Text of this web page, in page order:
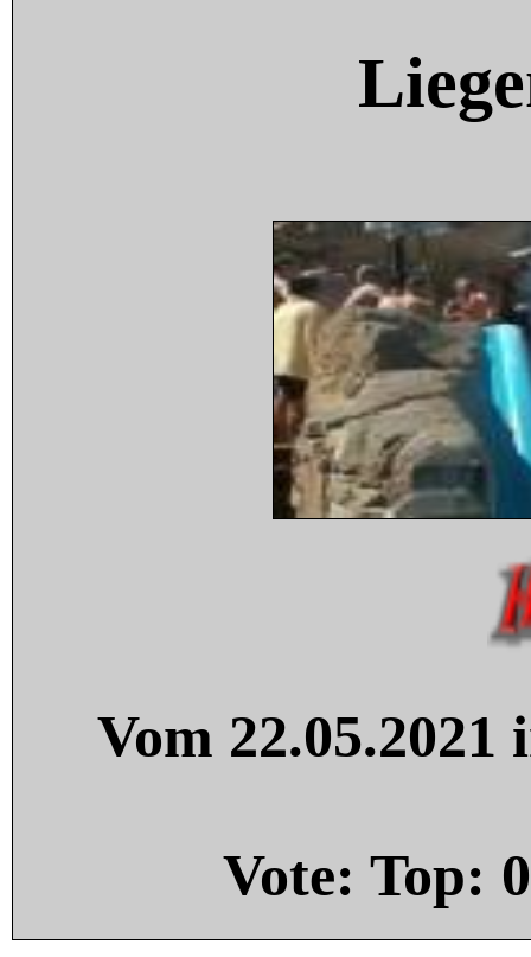
Vom
Vote: Top: 0